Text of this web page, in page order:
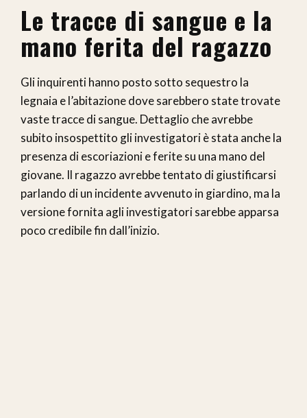
Le tracce di sangue e la
mano ferita del ragazzo
Gli inquirenti hanno posto sotto sequestro la
legnaia e l’abitazione dove sarebbero state trovate
vaste tracce di sangue. Dettaglio che avrebbe
subito insospettito gli investigatori è stata anche la
presenza di escoriazioni e ferite su una mano del
giovane. Il ragazzo avrebbe tentato di giustificarsi
parlando di un incidente avvenuto in giardino, ma la
versione fornita agli investigatori sarebbe apparsa
poco credibile fin dall’inizio.